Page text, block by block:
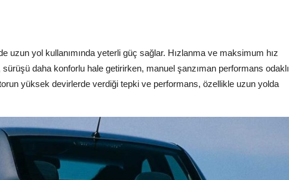
uzun yol kullanımında yeterli güç sağlar. Hızlanma ve maksimum hız
daha konforlu hale getirirken, manuel şanzıman performans odaklı
yüksek devirlerde verdiği tepki ve performans, özellikle uzun yolda